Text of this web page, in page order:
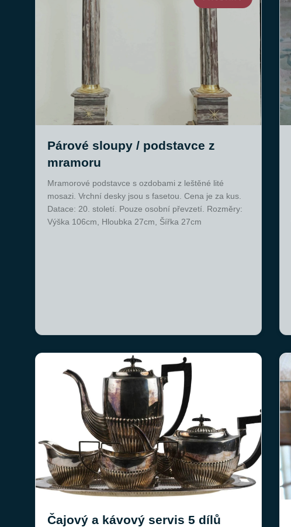
Párové sloupy / podstavce z
mramoru
Mramorové podstavce s ozdobami z leštěné lité
mosazi. Vrchní desky jsou s fasetou. Cena je za kus.
Datace: 20. století. Pouze osobní převzetí. Rozměry:
Výška 106cm, Hloubka 27cm, Šířka 27cm
Čajový a kávový servis 5 dílů